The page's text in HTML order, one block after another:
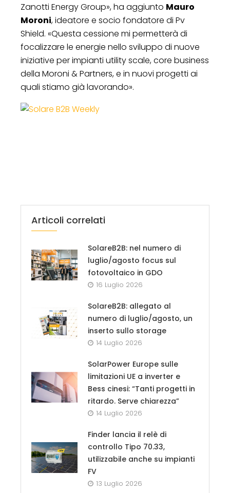
Zanotti Energy Group», ha aggiunto Mauro
Moroni, ideatore e socio fondatore di Pv
Shield. «Questa cessione mi permetterà di
focalizzare le energie nello sviluppo di nuove
iniziative per impianti utility scale, core business
della Moroni & Partners, e in nuovi progetti ai
quali stiamo già lavorando».
Articoli correlati
SolareB2B: nel numero di
luglio/agosto focus sul
fotovoltaico in GDO
16 Luglio 2026
SolareB2B: allegato al
numero di luglio/agosto, un
inserto sullo storage
14 Luglio 2026
SolarPower Europe sulle
limitazioni UE a inverter e
Bess cinesi: “Tanti progetti in
ritardo. Serve chiarezza”
14 Luglio 2026
Finder lancia il relè di
controllo Tipo 70.33,
utilizzabile anche su impianti
FV
13 Luglio 2026